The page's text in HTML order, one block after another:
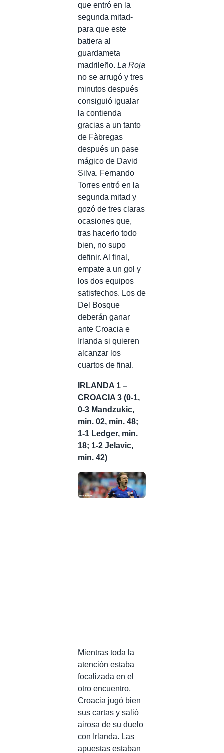
que entró en la
segunda mitad-
para que este
batiera al
guardameta
madrileño. La Roja
no se arrugó y tres
minutos después
consiguió igualar
la contienda
gracias a un tanto
de Fàbregas
después un pase
mágico de David
Silva. Fernando
Torres entró en la
segunda mitad y
gozó de tres claras
ocasiones que,
tras hacerlo todo
bien, no supo
definir. Al final,
empate a un gol y
los dos equipos
satisfechos. Los de
Del Bosque
deberán ganar
ante Croacia e
Irlanda si quieren
alcanzar los
cuartos de final.
IRLANDA 1 –
CROACIA 3 (0-1,
0-3 Mandzukic,
min. 02, min. 48;
1-1 Ledger, min.
18; 1-2 Jelavic,
min. 42)
Mientras toda la
atención estaba
focalizada en el
otro encuentro,
Croacia jugó bien
sus cartas y salió
airosa de su duelo
con Irlanda. Las
apuestas estaban